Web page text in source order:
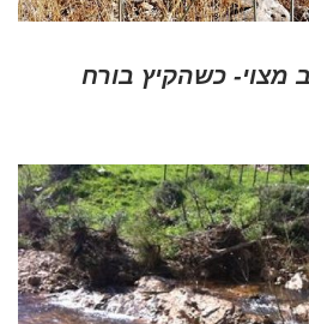
מצוי- כשהקיץ בורח